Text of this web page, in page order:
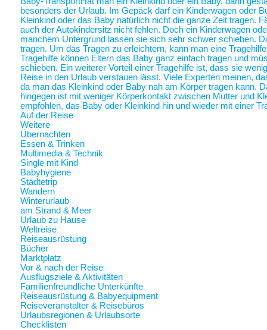
besonders der Urlaub. Im Gepäck darf ein Kinderwagen oder
Kleinkind oder das Baby natürlich nicht die ganze Zeit tragen.
auch der Autokindersitz nicht fehlen. Doch ein Kinderwagen
manchem Untergrund lassen sie sich sehr schwer schieben.
tragen. Um das Tragen zu erleichtern, kann man eine
Tragehilfe können Eltern das Baby ganz einfach tragen und
schieben. Ein weiterer Vorteil einer Tragehilfe ist, dass sie
Reise in den Urlaub verstauen lässt. Viele Experten meinen,
da man das Kleinkind oder Baby nah am Körper tragen kann.
hingegen ist mit weniger Körperkontakt zwischen Mutter und
empfohlen, das Baby oder Kleinkind hin und wieder mit einer
Auf der Reise
Weitere
Übernachten
Essen & Trinken
Multimedia & Technik
Single mit Kind
Babyhygiene
Städtetrip
Wandern
Winterurlaub
am Strand & Meer
Urlaub zu Hause
Weltreise
Reiseausrüstung
Bücher
Marktplatz
Vor & nach der Reise
Ausflugsziele & Aktivitäten
Familienfreundliche Unterkünfte
Reiseausrüstung & Babyequipment
Reiseveranstalter & Reisebüros
Urlaubsregionen & Urlaubsorte
Checklisten